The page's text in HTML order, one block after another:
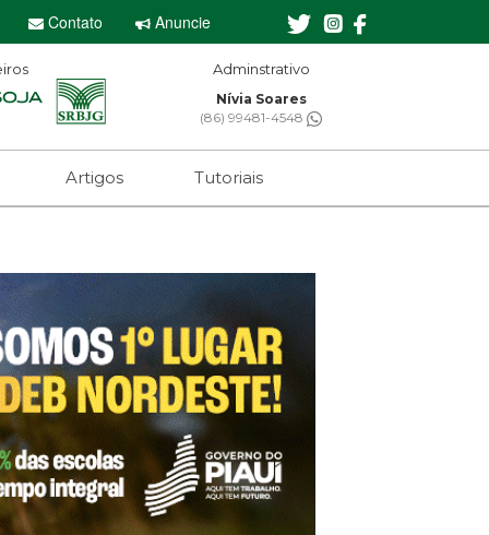
Contato Anuncie
Editor-chefe
Sebastian Eugênio
(61) 99650-2473
Artigos Tutoriais